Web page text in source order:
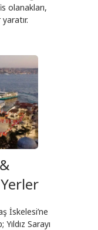
olanakları,
İskelesi’ne
Sarayı